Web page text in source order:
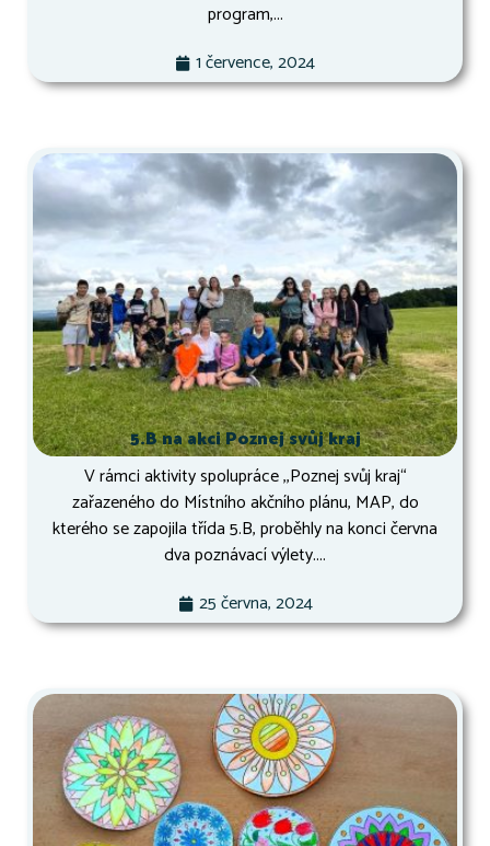
program,...
1 července, 2024
5.B na akci Poznej svůj kraj
V rámci aktivity spolupráce ,,Poznej svůj kraj“
zařazeného do Místního akčního plánu, MAP, do
kterého se zapojila třída 5.B, proběhly na konci června
dva poznávací výlety....
25 června, 2024